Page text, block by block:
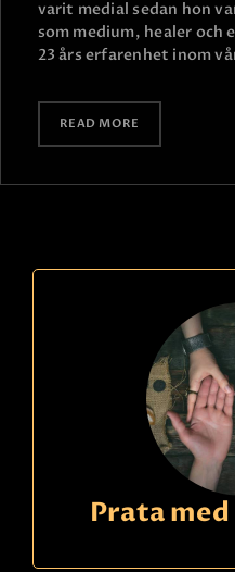
varit medial sedan hon
som medium, healer och
23 års erfarenhet inom
READ MORE
Prata med